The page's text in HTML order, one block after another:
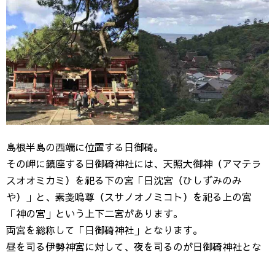
島根半島の西端に位置する日御碕。
その岬に鎮座する日御碕神社には、天照大御神（アマテラ
スオオミカミ）を祀る下の宮「日沈宮（ひしずみのみ
や）」と、素戔嗚尊（スサノオノミコト）を祀る上の宮
「神の宮」という上下二宮があります。
両宮を総称して「日御碕神社」となります。
昼を司る伊勢神宮に対して、夜を司るのが日御碕神社とな